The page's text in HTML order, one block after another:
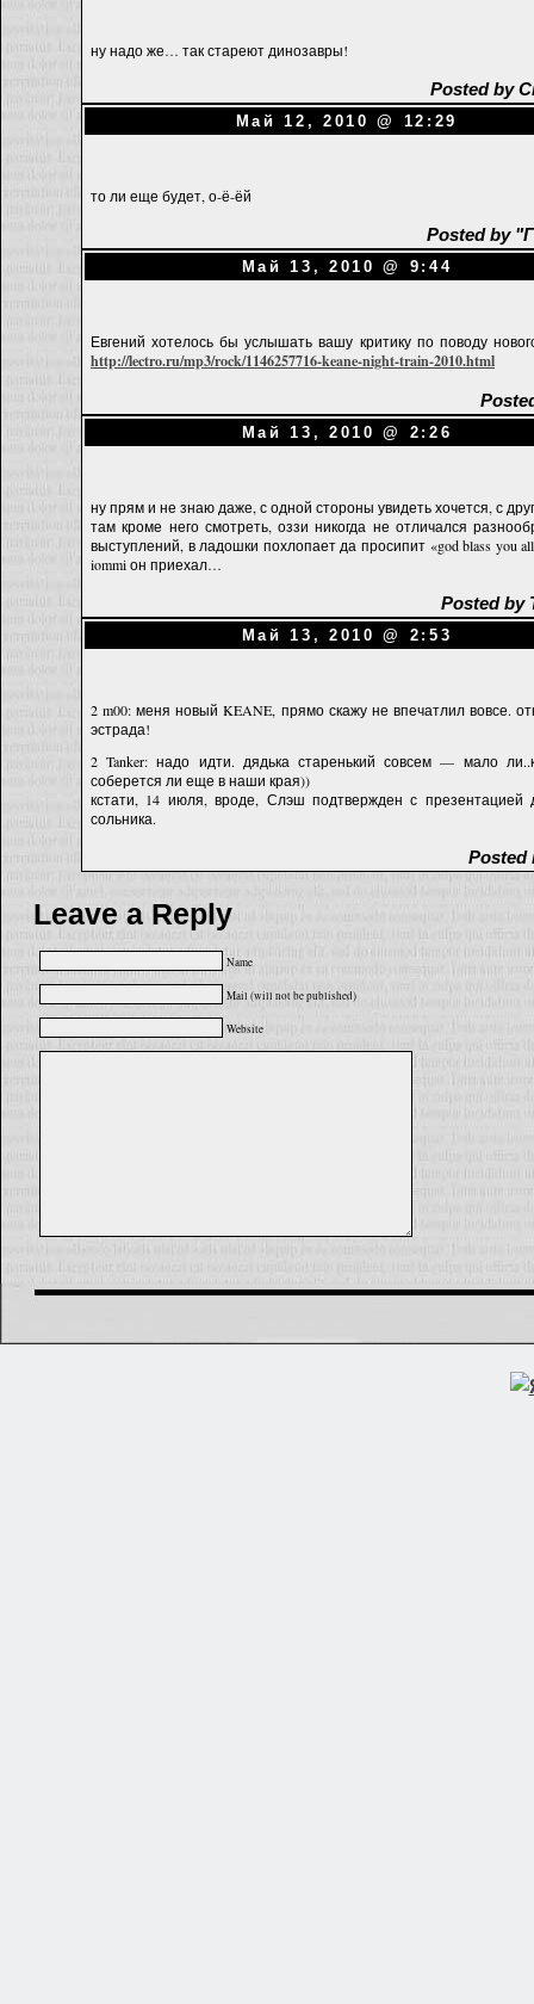
ну надо же… так стареют динозавры!
Posted by
Май 12, 2010 @ 12:29
то ли еще будет, о-ё-ёй
Posted by
Май 13, 2010 @ 9:44
Евгений хотелось бы услышать вашу критику по поводу
http://lectro.ru/mp3/rock/1146257716-keane-night-train-2010.html
Май 13, 2010 @ 2:26
ну прям и не знаю даже, с одной стороны увидеть хочется, с
там кроме него смотреть, оззи никогда не отличался
выступлений, в ладошки похлопает да просипит «god blass you
iommi он приехал…
Posted by
Май 13, 2010 @ 2:53
2 m00: меня новый KEANE, прямо скажу не впечатлил вовсе.
эстрада!
2 Tanker: надо идти. дядька старенький совсем — мало
соберется ли еще в наши края))
кстати, 14 июля, вроде, Слэш подтвержден с презентацией
сольника.
Posted
Leave a Reply
Name
Mail (will not be published)
Website